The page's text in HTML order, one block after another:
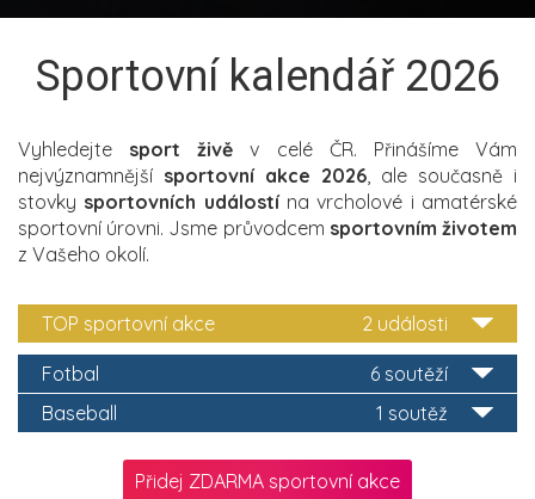
Sportovní kalendář 2026
Vyhledejte sport živě v celé ČR. Přinášíme Vám
nejvýznamnější sportovní akce 2026, ale současně i
stovky sportovních událostína vrcholové i amatérské
sportovní úrovni. Jsme průvodcem sportovním životem
z Vašeho okolí.
2 události
TOP sportovní akce
6 soutěží
Fotbal
1 soutěž
Baseball
Přidej ZDARMA sportovní akce